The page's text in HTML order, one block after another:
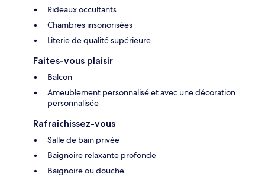
Rideaux occultants
Chambres insonorisées
Literie de qualité supérieure
Faites-vous plaisir
Balcon
Ameublement personnalisé et avec une décoration
personnalisée
Rafraîchissez-vous
Salle de bain privée
Baignoire relaxante profonde
Baignoire ou douche